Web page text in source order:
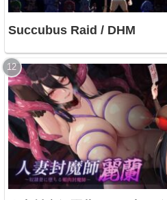
Succubus Raid / DHM